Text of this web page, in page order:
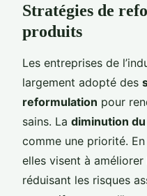
Stratégies de
produits
Les entreprises de
largement adopté des
reformulation pour
sains. La diminution
comme une priorité.
elles visent à
réduisant les risques